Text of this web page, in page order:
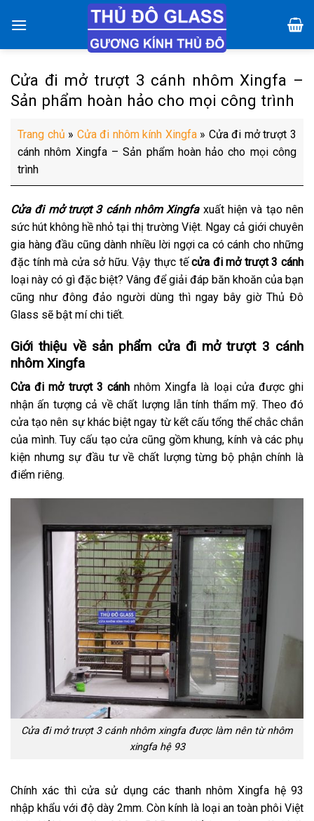
đến
Cửa đi mở trượt 3 cánh nhôm Xingfa –
Sản phẩm hoàn hảo cho mọi công trình
Trang chủ » Cửa đi nhôm kính Xingfa» Cửa đi mở trượt 3
cánh nhôm Xingfa – Sản phẩm hoàn hảo cho mọi công
trình
Cửa đi mở trượt 3 cánh nhôm Xingfaxuất hiện và tạo nên
sức hút không hề nhỏ tại thị trường Việt. Ngay cả giới chuyên
gia hàng đầu cũng dành nhiều lời ngợi ca có cánh cho những
đặc tính mà cửa sở hữu. Vậy thực tếcửa đi mở trượt 3 cánh
loại này có gì đặc biệt? Vâng để giải đáp băn khoăn của bạn
cũng như đông đảo người dùng thì ngay bây giờ Thủ Đô
Glass sẽ bật mí chi tiết.
Giới thiệu về sản phẩm cửa đi mở trượt 3 cánh
nhôm Xingfa
Cửa đi mở trượt 3 cánhnhôm Xingfa là loại cửa được ghi
nhận ấn tượng cả về chất lượng lẫn tính thẩm mỹ. Theo đó
cửa tạo nên sự khác biệt ngay từ kết cấu tổng thể chắc chắn
của mình. Tuy cấu tạo cửa cũng gồm khung, kính và các phụ
kiện nhưng sự đầu tư về chất lượng từng bộ phận chính là
điểm riêng.
Cửa đi mở trượt 3 cánh nhôm xingfa được làm nên từ nhôm
xingfa hệ 93
Chính xác thì cửa sử dụng các thanh nhôm Xingfa hệ 93
nhập khẩu với độ dày 2mm. Còn kính là loại an toàn phôi Việt